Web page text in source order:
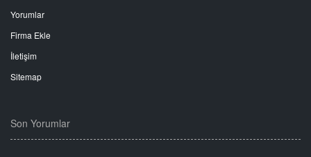
Yorumlar
Firma Ekle
İletişim
Sitemap
Son Yorumlar